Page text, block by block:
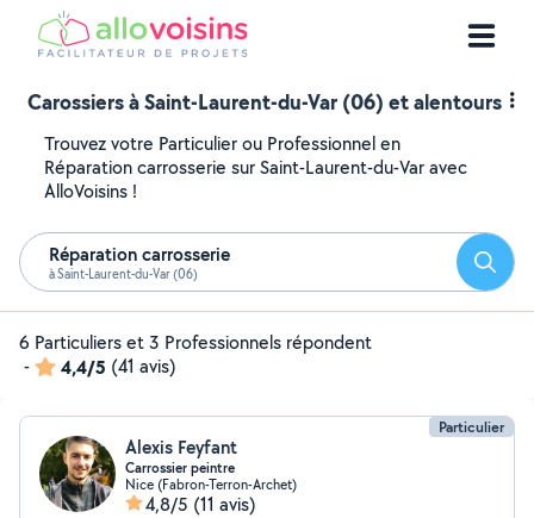
Carossiers à Saint-Laurent-du-Var (06) et alentours
Trouvez votre Particulier ou Professionnel en
Réparation carrosserie sur Saint-Laurent-du-Var avec
AlloVoisins !
Réparation carrosserie
à Saint-Laurent-du-Var (06)
6 Particuliers et 3 Professionnels répondent
-
4,4/5 (41 avis)
Particulier
Alexis Feyfant
Carrossier peintre
Nice (Fabron-Terron-Archet)
4,8/5 (11 avis)